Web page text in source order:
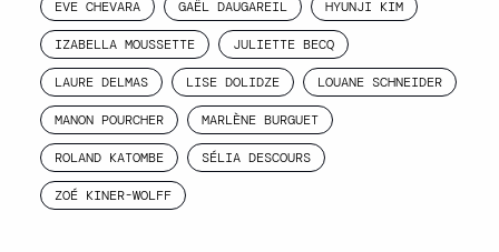
EVE CHEVARA GAËL DAUGAREIL HYUNJI KIM
IZABELLA MOUSSETTE JULIETTE BECQ
LAURE DELMAS LISE DOLIDZE LOUANE SCHNEIDER
MANON POURCHER MARLÈNE BURGUET
ROLAND KATOMBE SÉLIA DESCOURS
ZOÉ KINER-WOLFF